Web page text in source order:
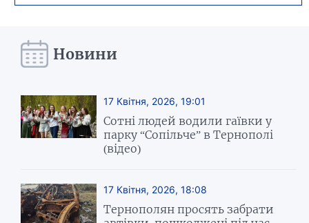
Новини
17 Квітня, 2026, 19:01
Сотні людей водили гаївки у
парку “Сопільче” в Тернополі
(відео)
17 Квітня, 2026, 18:08
Тернополян просять забрати